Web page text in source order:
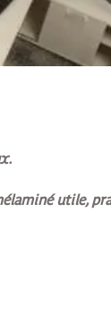
utile,